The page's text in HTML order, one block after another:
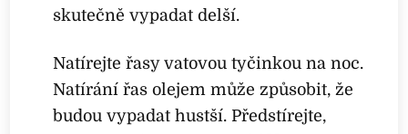
skutečně vypadat delší.
Natírejte řasy vatovou tyčinkou na noc.
Natírání řas olejem může způsobit, že
budou vypadat hustší. Předstírejte,